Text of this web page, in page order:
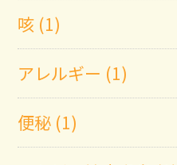
咳 (1)
アレルギー (1)
便秘 (1)